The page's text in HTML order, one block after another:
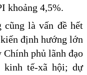
khoảng 4,5%.
cũng là vấn đề hết
định hướng lớn
phủ lãnh đạo
kinh tế-xã hội; dự